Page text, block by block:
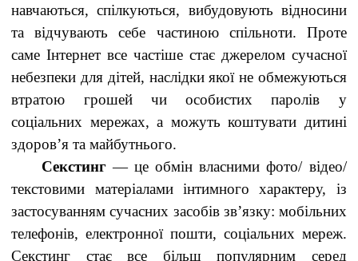
навчаються, спілкуються, вибудовують відносини
та відчувають себе частиною спільноти. Проте
саме Інтернет все частіше стає джерелом сучасної
небезпеки для дітей, наслідки якої не обмежуються
втратою грошей чи особистих паролів у
соціальних мережах, а можуть коштувати дитині
здоров’я та майбутнього.
Секстинг— це обмін власними фото/ відео/
текстовими матеріалами інтимного характеру, із
застосуванням сучасних засобів зв’язку: мобільних
телефонів, електронної пошти, соціальних мереж.
Секстинг стає все більш популярним серед